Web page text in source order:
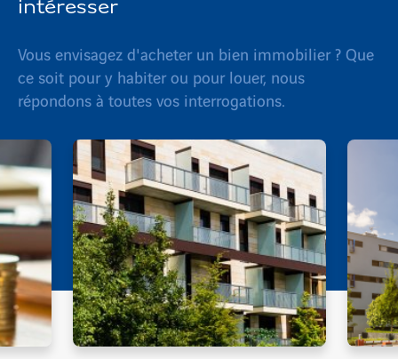
intéresser
Vous envisagez d'acheter un bien immobilier ? Que
ce soit pour y habiter ou pour louer, nous
répondons à toutes vos interrogations.